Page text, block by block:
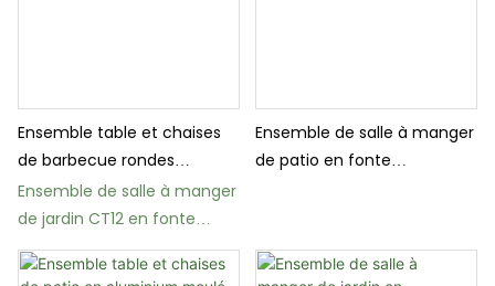
Ensemble table et chaises
de barbecue rondes
d'extérieur en aluminium
moulé
Ensemble de salle à manger
de jardin CT12 en fonte
d'aluminium avec trou pour
parasol
Ensemble de salle à manger
de patio en fonte